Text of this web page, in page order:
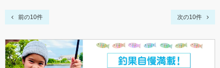
前の10件 次の10件